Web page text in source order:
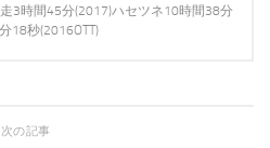
3時間45分(2017)ハセツネ10時間38分
18秒(2016OTT)
次の記事